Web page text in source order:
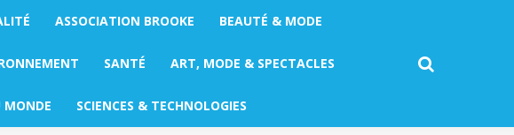
ASSOCIATION BROOKE BEAUTÉ & MODE
SANTÉ ART, MODE & SPECTACLES
MONDE SCIENCES & TECHNOLOGIES